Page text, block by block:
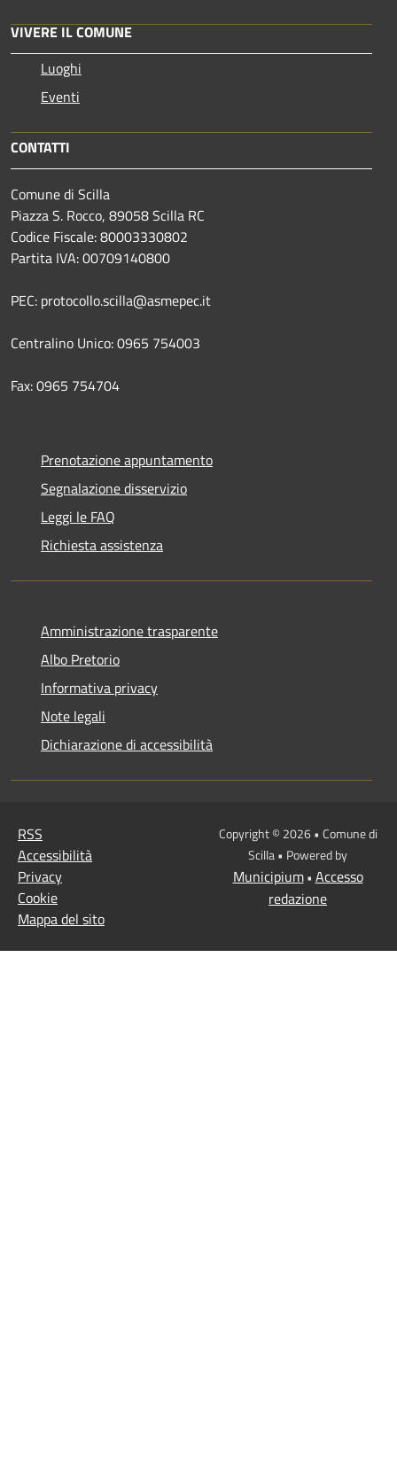
VIVERE IL COMUNE
Luoghi
Eventi
CONTATTI
Comune di Scilla
Piazza S. Rocco, 89058 Scilla RC
Codice Fiscale: 80003330802
Partita IVA: 00709140800
PEC: protocollo.scilla@asmepec.it
Centralino Unico: 0965 754003
Fax: 0965 754704
Prenotazione appuntamento
Segnalazione disservizio
Leggi le FAQ
Richiesta assistenza
Amministrazione trasparente
Albo Pretorio
Informativa privacy
Note legali
Dichiarazione di accessibilità
RSS
Accessibilità
Privacy
Cookie
Mappa del sito
Copyright © 2026 • Comune di
Scilla • Powered by
Municipium• Accesso
redazione